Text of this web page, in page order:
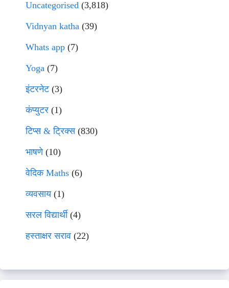
Uncategorised (3,818)
Vidnyan katha (39)
Whats app (7)
Yoga (7)
इंटरनेट(3)
कंप्युटर (1)
टिप्स & ट्रिक्स(830)
भाषणे(10)
वेदिक Maths (6)
व्यवसाय(1)
सरल विद्यार्थी(4)
हस्ताक्षर सराव (22)